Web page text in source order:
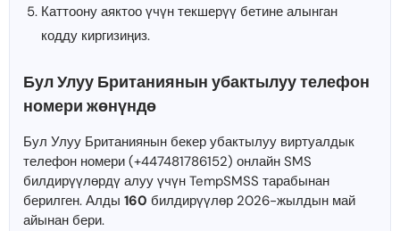
Каттоону аяктоо үчүн текшерүү бетине алынган
кодду киргизиңиз.
Бул Улуу Британиянын убактылуу телефон
номери жөнүндө
Бул Улуу Британиянын бекер убактылуу виртуалдык
телефон номери (+447481786152) онлайн SMS
билдирүүлөрдү алуу үчүн TempSMSS тарабынан
берилген. Алды 160 билдирүүлөр 2026-жылдын май
айынан бери.